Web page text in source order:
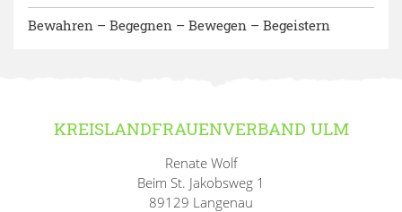
Bewahren – Begegnen – Bewegen – Begeistern
KREISLANDFRAUENVERBAND ULM
Renate Wolf
Beim St. Jakobsweg 1
89129 Langenau